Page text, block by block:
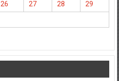
26 27 28
29